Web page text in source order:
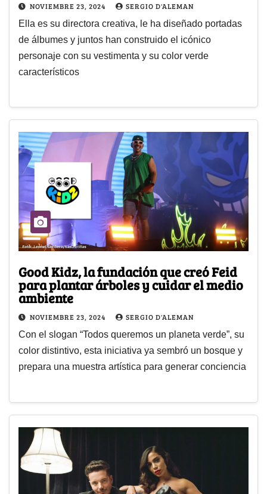
NOVIEMBRE 23, 2024 SERGIO D'ALEMAN
Ella es su directora creativa, le ha diseñado portadas
de álbumes y juntos han construido el icónico
personaje con su vestimenta y su color verde
característicos
Good Kidz, la fundación que creó Feid
para plantar árboles y cuidar el medio
ambiente
NOVIEMBRE 23, 2024 SERGIO D'ALEMAN
Con el slogan “Todos queremos un planeta verde”, su
color distintivo, esta iniciativa ya sembró un bosque y
prepara una muestra artística para generar conciencia